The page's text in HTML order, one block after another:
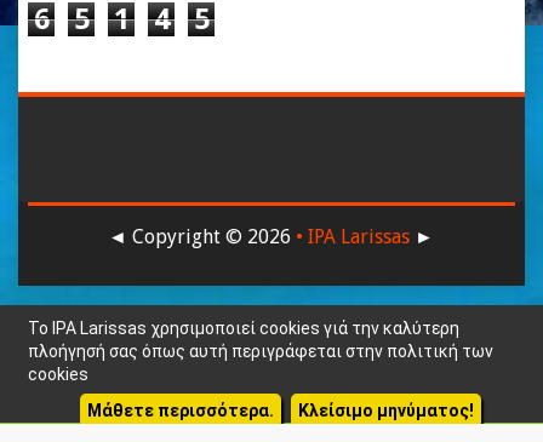
6 5 1 4 5
◄ Copyright © 2026 • IPA Larissas ►
Το IPA Larissas χρησιμοποιεί cookies γιά την καλύτερη
πλοήγησή σας όπως αυτή περιγράφεται στην πολιτική των
cookies
Μάθετε περισσότερα.
Κλείσιμο μηνύματος!